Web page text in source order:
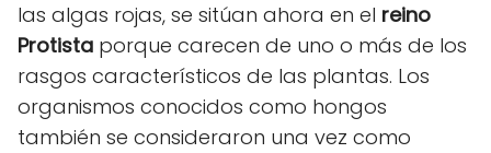
las algas rojas, se sitúan ahora en el reino
Protista porque carecen de uno o más de los
rasgos característicos de las plantas. Los
organismos conocidos como hongos
también se consideraron una vez como